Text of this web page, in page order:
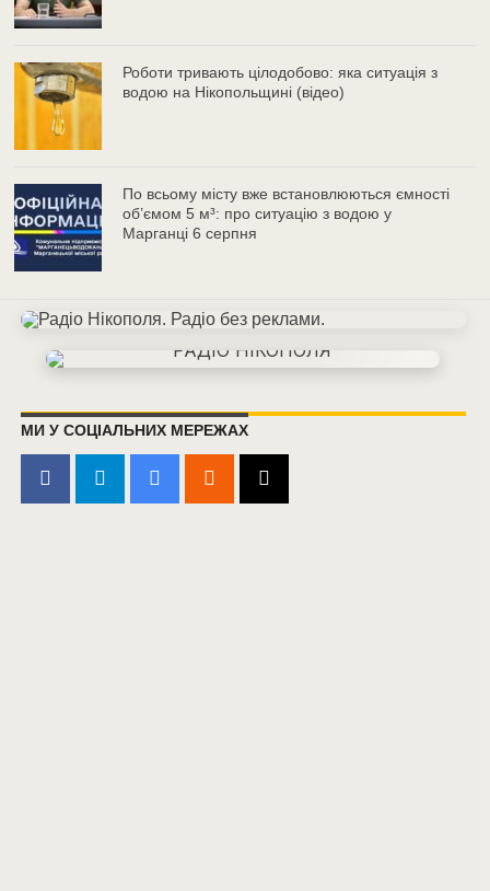
Роботи тривають цілодобово: яка ситуація з
водою на Нікопольщині (відео)
По всьому місту вже встановлюються ємності
об’ємом 5 м³: про ситуацію з водою у
Марганці 6 серпня
МИ У СОЦІАЛЬНИХ МЕРЕЖАХ